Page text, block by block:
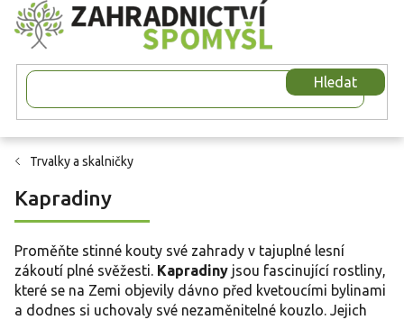
Přejít
na
obsah
Hledat
Trvalky a skalničky
Kapradiny
Proměňte stinné kouty své zahrady v tajuplné lesní
zákoutí plné svěžesti. Kapradiny jsou fascinující rostliny,
které se na Zemi objevily dávno před kvetoucími bylinami
a dodnes si uchovaly své nezaměnitelné kouzlo. Jejich